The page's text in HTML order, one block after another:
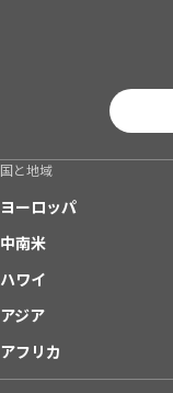
国と地域
ヨーロッパ
中南米
ハワイ
アジア
アフリカ